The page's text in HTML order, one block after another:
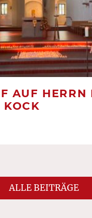
AUF HERRN
KOCK
ALLE BEITRÄGE